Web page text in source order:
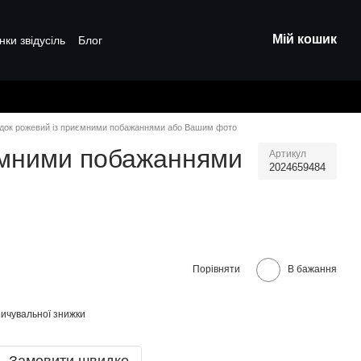
звідусіль
Блог
Мій кошик
рожевий із приємними побажаннями або Вашим фото
побажаннями
Артикул
2024659484
Порівняти В бажання
знижки